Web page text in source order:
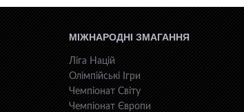
МІЖНАРОДНІ ЗМАГАННЯ
Ліга Націй
Олімпійські Ігри
Чемпіонат Світу
Чемпіонат Європи